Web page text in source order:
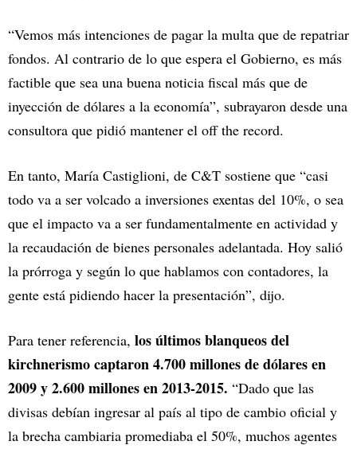
“Vemos más intenciones de pagar la multa que de repatriar
fondos. Al contrario de lo que espera el Gobierno, es más
factible que sea una buena noticia fiscal más que de
inyección de dólares a la economía”, subrayaron desde una
consultora que pidió mantener el off the record.
En tanto, María Castiglioni, de C&T sostiene que “casi
todo va a ser volcado a inversiones exentas del 10%, o sea
que el impacto va a ser fundamentalmente en actividad y
la recaudación de bienes personales adelantada. Hoy salió
la prórroga y según lo que hablamos con contadores, la
gente está pidiendo hacer la presentación”, dijo.
Para tener referencia, los últimos blanqueos del
kirchnerismo captaron 4.700 millones de dólares en
2009 y 2.600 millones en 2013-2015. “Dado que las
divisas debían ingresar al país al tipo de cambio oficial y
la brecha cambiaria promediaba el 50%, muchos agentes